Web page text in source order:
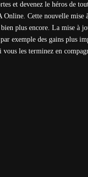
et devenez le héros de
Online. Cette nouvelle
bien plus encore. La mise à
exemple des gains plus
les terminez en